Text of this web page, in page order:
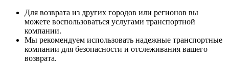
Для возврата из других городов или регионов вы
можете воспользоваться услугами транспортной
компании.
Мы рекомендуем использовать надежные транспортные
компании для безопасности и отслеживания вашего
возврата.